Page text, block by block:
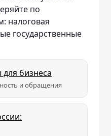
по
налоговая
государственные
бизнеса
и обращения